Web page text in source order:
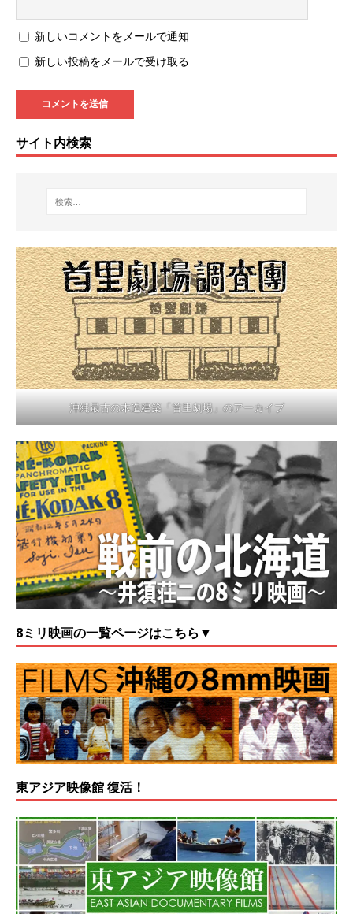
新しいコメントをメールで通知
新しい投稿をメールで受け取る
サイト内検索
沖縄最古の木造建築「首里劇場」のアーカイブ
8ミリ映画の一覧ページはこちら▼
東アジア映像館 復活！